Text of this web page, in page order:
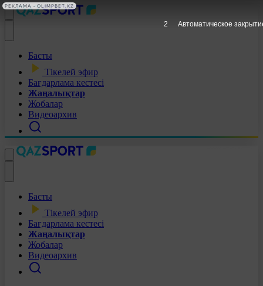
Басты
Тікелей эфир
Бағдарлама кестесі
Жаңалықтар
Жобалар
Видеоархив
Басты
Тікелей эфир
Бағдарлама кестесі
Жаңалықтар
Жобалар
Видеоархив
1 Автоматическое
РЕКЛАМА • OLIMPBET.KZ